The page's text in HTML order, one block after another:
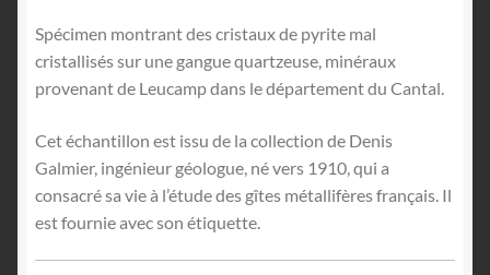
Spécimen montrant des cristaux de pyrite mal
cristallisés sur une gangue quartzeuse, minéraux
provenant de Leucamp dans le département du Cantal.
Cet échantillon est issu de la collection de Denis
Galmier, ingénieur géologue, né vers 1910, qui a
consacré sa vie à l’étude des gîtes métallifères français. Il
est fournie avec son étiquette.